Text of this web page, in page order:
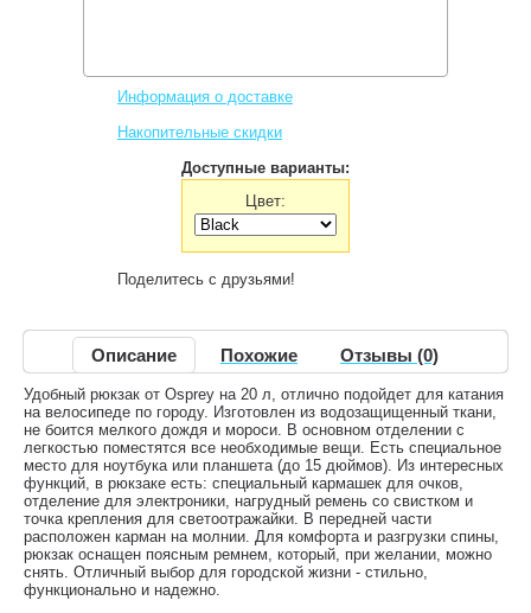
Информация о доставке
Накопительные скидки
Доступные варианты:
Цвет:
Поделитесь с друзьями!
Описание Похожие Отзывы (0)
Удобный рюкзак от Osprey на 20 л, отлично подойдет для катания
на велосипеде по городу. Изготовлен из водозащищенный ткани,
не боится мелкого дождя и мороси. В основном отделении с
легкостью поместятся все необходимые вещи. Есть специальное
место для ноутбука или планшета (до 15 дюймов). Из интересных
функций, в рюкзаке есть: специальный кармашек для очков,
отделение для электроники, нагрудный ремень со свистком и
точка крепления для светоотражайки. В передней части
расположен карман на молнии. Для комфорта и разгрузки спины,
рюкзак оснащен поясным ремнем, который, при желании, можно
снять. Отличный выбор для городской жизни - стильно,
функционально и надежно.